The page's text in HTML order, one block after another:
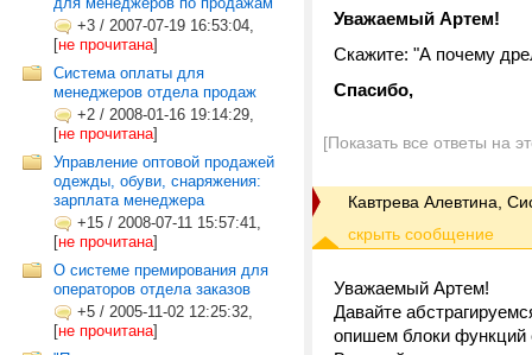
+3 / 2007-07-19 16:53:04,
[не прочитана]
Система оплаты для
менеджеров отдела продаж
+2 / 2008-01-16 19:14:29,
[не прочитана]
Управление оптовой продажей
одежды, обуви, снаряжения:
зарплата менеджера
+15 / 2008-07-11 15:57:41,
[не прочитана]
О системе премирования для
операторов отдела заказов
+5 / 2005-11-02 12:25:32,
[не прочитана]
Уважаемый Артем!
Скажите: "А почему
Спасибо,
[Показать все ответы на
Кавтрева Алевтина,
Уважаемый Артем!
Давайте
опишем блоки функций